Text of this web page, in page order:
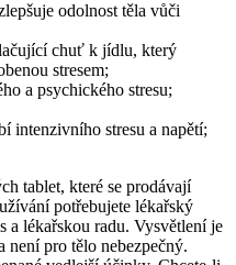
odolnost těla vůči
chuť k jídlu, který
stresem;
a psychického stresu;
intenzivního stresu a napětí;
tablet, které se prodávají
potřebujete lékařský
a lékařskou radu. Vysvětlení je
není pro tělo nebezpečný.